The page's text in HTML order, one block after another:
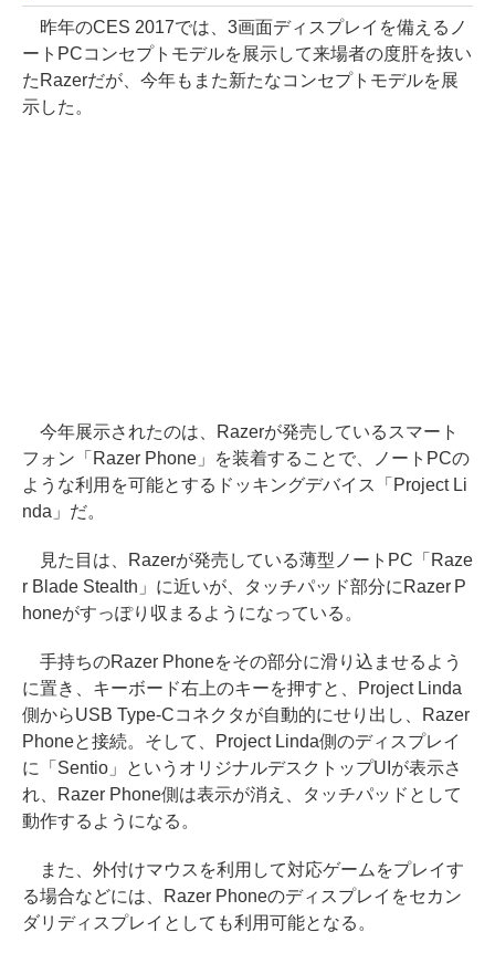
昨年のCES 2017では、3画面ディスプレイを備えるノ
ートPCコンセプトモデルを展示して来場者の度肝を抜い
たRazerだが、今年もまた新たなコンセプトモデルを展
示した。
今年展示されたのは、Razerが発売しているスマート
フォン「Razer Phone」を装着することで、ノートPCの
ような利用を可能とするドッキングデバイス「Project Li
nda」だ。
見た目は、Razerが発売している薄型ノートPC「Raze
r Blade Stealth」に近いが、タッチパッド部分にRazer P
honeがすっぽり収まるようになっている。
手持ちのRazer Phoneをその部分に滑り込ませるよう
に置き、キーボード右上のキーを押すと、Project Linda
側からUSB Type-Cコネクタが自動的にせり出し、Razer
Phoneと接続。そして、Project Linda側のディスプレイ
に「Sentio」というオリジナルデスクトップUIが表示さ
れ、Razer Phone側は表示が消え、タッチパッドとして
動作するようになる。
また、外付けマウスを利用して対応ゲームをプレイす
る場合などには、Razer Phoneのディスプレイをセカン
ダリディスプレイとしても利用可能となる。